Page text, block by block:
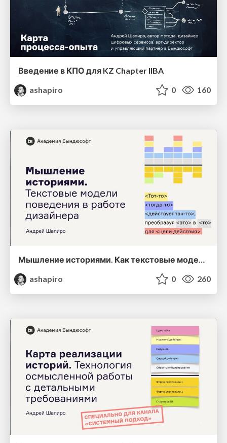
Введение в КПО для KZ Chapter IIBA
ashapiro
0 160
Мышление историями. Как текстовые модели поведения помогают дизайнеру проектировать
ashapiro
0 260